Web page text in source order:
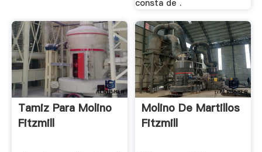
consta de .
Tamiz Para Molino
Fitzmill
Molino De Martillos
Fitzmill